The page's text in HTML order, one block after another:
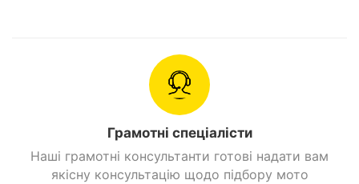
Грамотні спеціалісти
Наші грамотні консультанти готові надати вам
якісну консультацію щодо підбору мото